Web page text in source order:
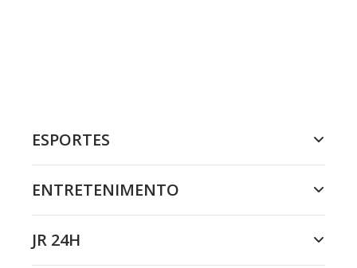
ESPORTES
ENTRETENIMENTO
JR 24H